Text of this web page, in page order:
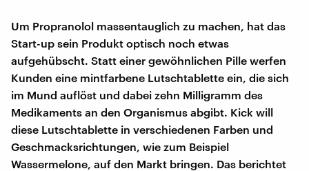
Um Propranolol massentauglich zu machen, hat das
Start-up sein Produkt optisch noch etwas
aufgehübscht. Statt einer gewöhnlichen Pille werfen
Kunden eine mintfarbene Lutschtablette ein, die sich
im Mund auflöst und dabei zehn Milligramm des
Medikaments an den Organismus abgibt. Kick will
diese Lutschtablette in verschiedenen Farben und
Geschmacksrichtungen, wie zum Beispiel
Wassermelone, auf den Markt bringen. Das berichtet